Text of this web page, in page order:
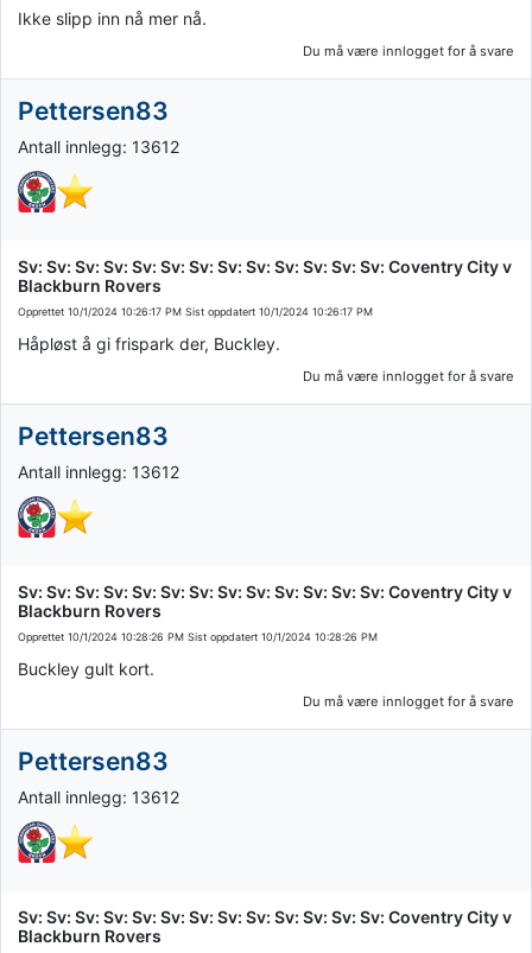
Ikke slipp inn nå mer nå.
Du må være innlogget for å svare
Pettersen83
Antall innlegg: 13612
Sv: Sv: Sv: Sv: Sv: Sv: Sv: Sv: Sv: Sv: Sv: Sv: Sv: Coventry City v
Blackburn Rovers
Opprettet 10/1/2024 10:26:17 PM Sist oppdatert 10/1/2024 10:26:17 PM
Håpløst å gi frispark der, Buckley.
Du må være innlogget for å svare
Pettersen83
Antall innlegg: 13612
Sv: Sv: Sv: Sv: Sv: Sv: Sv: Sv: Sv: Sv: Sv: Sv: Sv: Coventry City v
Blackburn Rovers
Opprettet 10/1/2024 10:28:26 PM Sist oppdatert 10/1/2024 10:28:26 PM
Buckley gult kort.
Du må være innlogget for å svare
Pettersen83
Antall innlegg: 13612
Sv: Sv: Sv: Sv: Sv: Sv: Sv: Sv: Sv: Sv: Sv: Sv: Sv: Coventry City v
Blackburn Rovers